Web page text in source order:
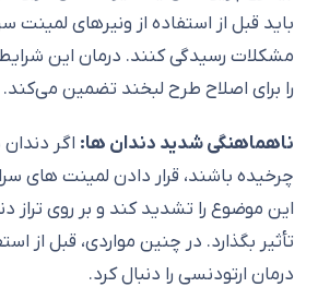
باید قبل از استفاده از ونیرهای لمینت
مشکلات رسیدگی کنند. درمان این شرایط
را برای اصلاح طرح لبخند تضمین می‌کند.
ناهماهنگی شدید دندان ها: اگر
چرخیده باشند، قرار دادن لمینت های
این موضوع را تشدید کند و بر روی تراز
تأثیر بگذارد. در چنین مواردی، قبل از
درمان ارتودنسی را دنبال کرد.